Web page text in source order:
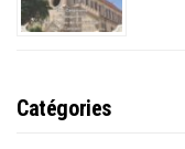
Catégories